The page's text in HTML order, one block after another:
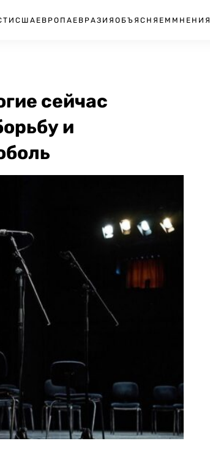
США ЕВРОПА ЕВРАЗИЯ ОБЪЯСНЯЕМ МНЕНИЯ
сейчас
и